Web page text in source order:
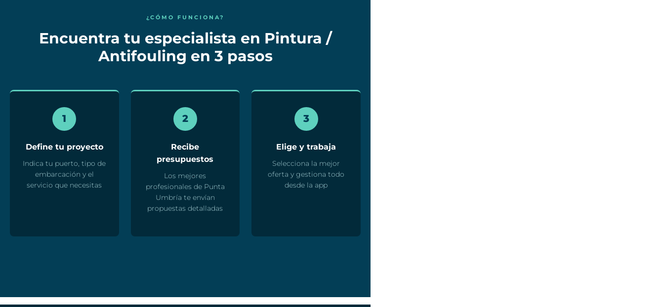
¿CÓMO FUNCIONA?
Encuentra tu especialista en Pintura /
Antifouling en 3 pasos
1
Define tu proyecto
Indica tu puerto, tipo de
embarcación y el
servicio que necesitas
2
Recibe
presupuestos
Los mejores
profesionales de Punta
Umbría te envían
propuestas detalladas
3
Elige y trabaja
Selecciona la mejor
oferta y gestiona todo
desde la app